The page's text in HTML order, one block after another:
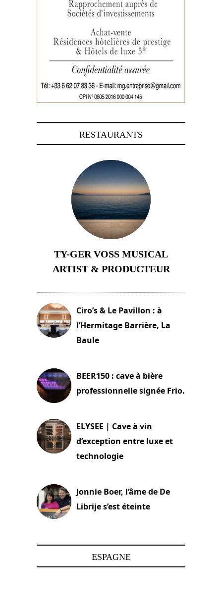
RESTAURANTS
TY-GER VOSS MUSICAL
ARTIST & PRODUCTEUR
Ciro’s & Le Pavillon : à
l’Hermitage Barrière, La
Baule
BEER150 : cave à bière
professionnelle signée Frio.
ELYSEE | Cave à vin
d’exception entre luxe et
technologie
Jonnie Boer, l’âme de De
Librije s’est éteinte
ESPAGNE